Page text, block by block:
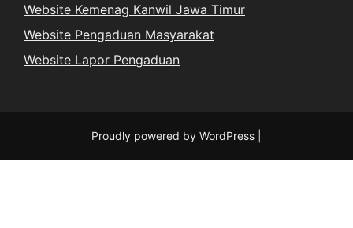
Website Kemenag Kanwil Jawa Timur
Website Pengaduan Masyarakat
Website Lapor Pengaduan
Proudly powered by WordPress